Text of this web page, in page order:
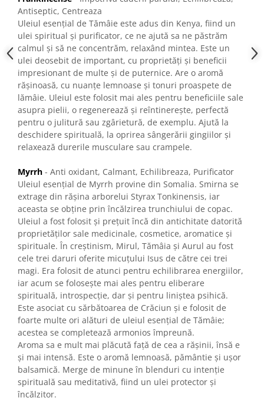
Antiseptic, Centreaza
Uleiul esențial de Tămâie este adus din Kenya, fiind un
ulei spiritual și purificator, ce ne ajută sa ne păstrăm
calmul și să ne concentrăm, relaxând mintea. Este un
ulei deosebit de important, cu proprietăți și beneficii
impresionant de multe și de puternice. Are o aromă
rășinoasă, cu nuanțe lemnoase și tonuri proaspete de
lămâie. Uleiul este folosit mai ales pentru beneficiile sale
asupra pielii, o regenerează și reîntinerește, perfectă
pentru o julitură sau zgârietură, de exemplu. Ajută la
deschidere spirituală, la oprirea sângerării gingiilor și
relaxează durerile musculare sau crampele.
Myrrh - Anti oxidant, Calmant, Echilibreaza, Purificator
Uleiul esențial de Myrrh provine din Somalia. Smirna se
extrage din rășina arborelui Styrax Tonkinensis, iar
aceasta se obține prin încălzirea trunchiului de copac.
Uleiul a fost folosit și prețuit încă din antichitate datorită
proprietăților sale medicinale, cosmetice, aromatice și
spirituale. În creștinism, Mirul, Tămâia și Aurul au fost
cele trei daruri oferite micuțului Isus de către cei trei
magi. Era folosit de atunci pentru echilibrarea energiilor,
iar acum se folosește mai ales pentru eliberare
spirituală, introspecție, dar și pentru liniștea psihică.
Este asociat cu sărbătoarea de Crăciun și e folosit de
foarte multe ori alături de uleiul esențial de Tămâie;
acestea se completează armonios împreună.
Aroma sa e mult mai plăcută față de cea a rășinii, însă e
și mai intensă. Este o aromă lemnoasă, pământie și ușor
balsamică. Merge de minune în blenduri cu intenție
spirituală sau meditativă, fiind un ulei protector și
încălzitor.